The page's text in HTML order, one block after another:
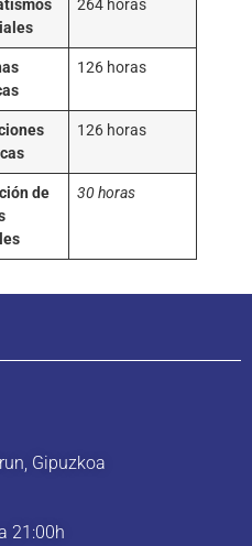
264 horas
126 horas
126 horas
de
30 horas
Gipuzkoa
21:00h